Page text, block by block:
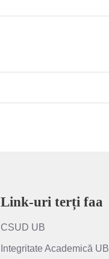
Link-uri terți faa
CSUD UB
Integritate Academică UB